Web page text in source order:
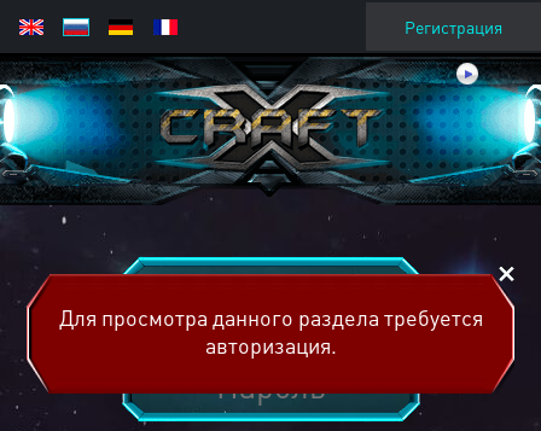
Регистрация
Для просмотра данного раздела требуется
авторизация.